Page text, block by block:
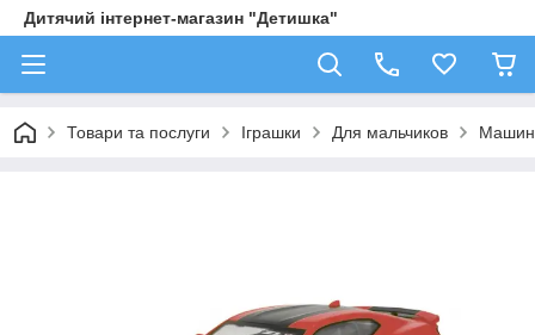
Дитячий інтернет-магазин "Детишка"
Товари та послуги Іграшки Для мальчиков